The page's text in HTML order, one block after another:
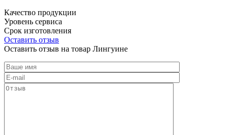
Качество продукции
Уровень сервиса
Срок изготовления
Оставить отзыв
Оставить отзыв на товар Лингуине